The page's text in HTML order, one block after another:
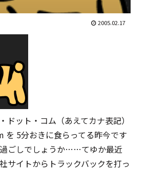
2005.02.17
ドット・コム（あえてカナ表記）
を 5分おきに食らってる昨今です
ごしでしょうか……てゆか最近
サイトからトラックバックを打っ